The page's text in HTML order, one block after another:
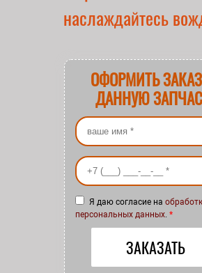
наслаждайтесь
ОФОРМИТЬ
ДАННУЮ
Ваше имя
Ваш номер телефона
Я даю согласие на
персональных данных. *